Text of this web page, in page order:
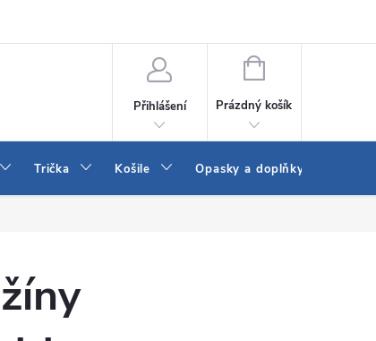
Přihlášení
NÁKUPNÍ
Prázdný košík
Trička Košile Opasky a doplňky